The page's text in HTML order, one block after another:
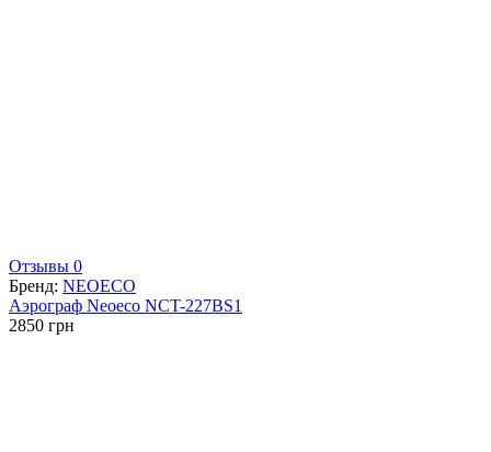
Отзывы 0
Бренд: NEOECO
Аэрограф Neoeco NCT-227BS1
2850 грн